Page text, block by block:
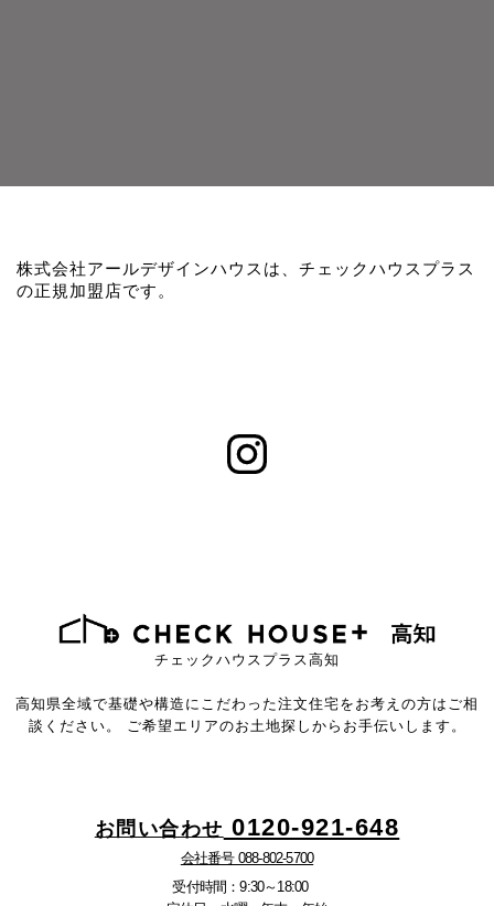
株式会社アールデザインハウスは、チェックハウスプラス
の正規加盟店です。
チェックハウスプラス高知
高知県全域で基礎や構造にこだわった注文住宅をお考えの方はご相
談ください。
ご希望エリアのお土地探しからお手伝いします。
お問い合わせ 0120-921-648
会社番号 088-802-5700
受付時間：9:30～18:00